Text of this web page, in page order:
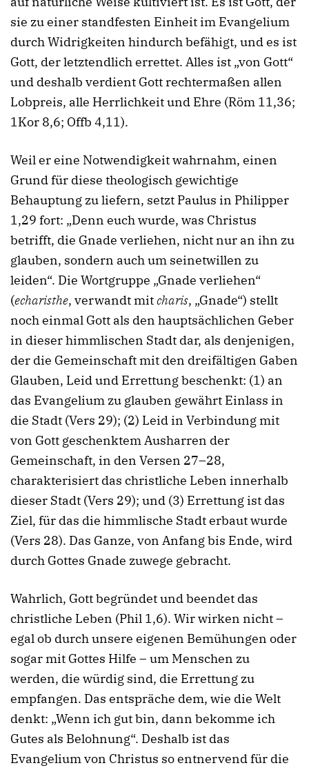
sie zu einer standfesten Einheit im Evangelium
durch Widrigkeiten hindurch befähigt, und es ist
Gott, der letztendlich errettet. Alles ist „von Gott“
und deshalb verdient Gott rechtermaßen allen
Lobpreis, alle Herrlichkeit und Ehre (Röm 11,36;
1Kor 8,6; Offb 4,11).
Weil er eine Notwendigkeit wahrnahm, einen
Grund für diese theologisch gewichtige
Behauptung zu liefern, setzt Paulus in Philipper
1,29 fort: „Denn euch wurde, was Christus
betrifft, die Gnade verliehen, nicht nur an ihn zu
glauben, sondern auch um seinetwillen zu
leiden“. Die Wortgruppe „Gnade verliehen“
(echaristhe, verwandt mitcharis, „Gnade“) stellt
noch einmal Gott als den hauptsächlichen Geber
in dieser himmlischen Stadt dar, als denjenigen,
der die Gemeinschaft mit den dreifältigen Gaben
Glauben, Leid und Errettung beschenkt: (1) an
das Evangelium zu glauben gewährt Einlass in
die Stadt (Vers 29); (2) Leid in Verbindung mit
von Gott geschenktem Ausharren der
Gemeinschaft, in den Versen 27–28,
charakterisiert das christliche Leben innerhalb
dieser Stadt (Vers 29); und (3) Errettung ist das
Ziel, für das die himmlische Stadt erbaut wurde
(Vers 28). Das Ganze, von Anfang bis Ende, wird
durch Gottes Gnade zuwege gebracht.
Wahrlich, Gott begründet und beendet das
christliche Leben (Phil 1,6). Wir wirken nicht –
egal ob durch unsere eigenen Bemühungen oder
sogar mit Gottes Hilfe – um Menschen zu
werden, die würdig sind, die Errettung zu
empfangen. Das entspräche dem, wie die Welt
denkt: „Wenn ich gut bin, dann bekomme ich
Gutes als Belohnung“. Deshalb ist das
Evangelium von Christus so entnervend für die